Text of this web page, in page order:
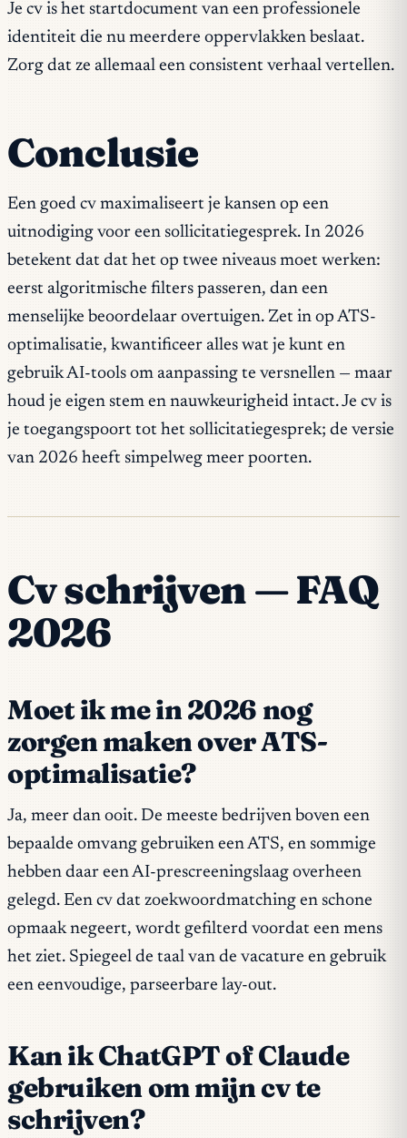
Je cv is het startdocument van een professionele
identiteit die nu meerdere oppervlakken beslaat.
Zorg dat ze allemaal een consistent verhaal vertellen.
Conclusie
Een goed cv maximaliseert je kansen op een
uitnodiging voor een sollicitatiegesprek. In 2026
betekent dat dat het op twee niveaus moet werken:
eerst algoritmische filters passeren, dan een
menselijke beoordelaar overtuigen. Zet in op ATS-
optimalisatie, kwantificeer alles wat je kunt en
gebruik AI-tools om aanpassing te versnellen — maar
houd je eigen stem en nauwkeurigheid intact. Je cv is
je toegangspoort tot het sollicitatiegesprek; de versie
van 2026 heeft simpelweg meer poorten.
Cv schrijven — FAQ
2026
Moet ik me in 2026 nog
zorgen maken over ATS-
optimalisatie?
Ja, meer dan ooit. De meeste bedrijven boven een
bepaalde omvang gebruiken een ATS, en sommige
hebben daar een AI-prescreeningslaag overheen
gelegd. Een cv dat zoekwoordmatching en schone
opmaak negeert, wordt gefilterd voordat een mens
het ziet. Spiegeel de taal van de vacature en gebruik
een eenvoudige, parseerbare lay-out.
Kan ik ChatGPT of Claude
gebruiken om mijn cv te
schrijven?